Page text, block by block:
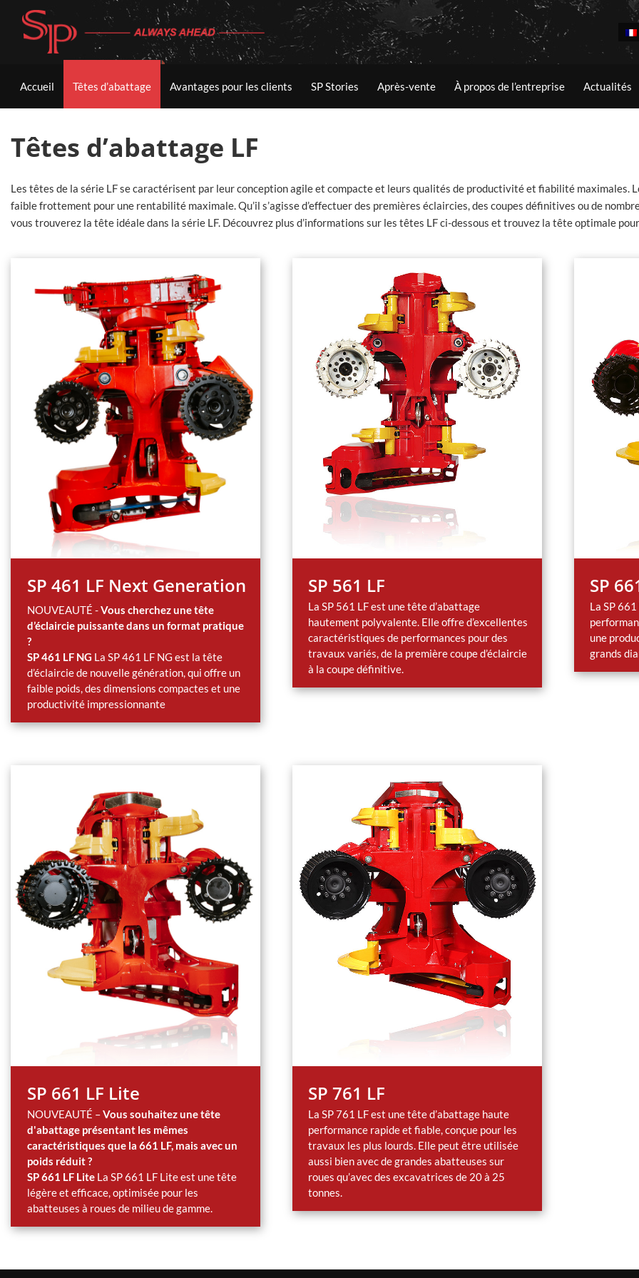
contenu
Accueil Têtes d’abattage Avantages pour les clients SP Stories Après-vente À propos de l’entreprise Actualités
Têtes d’abattage LF
Les têtes de la série LF se caractérisent par leur conception agile et compacte et leurs qualités de productivité et fiabilité maximales.
faible frottement pour une rentabilité maximale. Qu’il s’agisse d’effectuer des premières éclaircies, des coupes définitives ou de
vous trouverez la tête idéale dans la série LF. Découvrez plus d’informations sur les têtes LF ci-dessous et trouvez la tête optimale
SP 461 LF Next Generation
NOUVEAUTÉ -Vous cherchez une tête
d’éclaircie puissante dans un format pratique
?
SP 461 LF NG La SP 461 LF NG est la tête
d’éclaircie de nouvelle génération, qui offre un
faible poids, des dimensions compactes et une
productivité impressionnante
SP 561 LF
La SP 561 LF est une tête d’abattage
hautement polyvalente. Elle offre d’excellentes
caractéristiques de performances pour des
travaux variés, de la première coupe d’éclaircie
à la coupe définitive.
SP
La SP
une
grands
SP 661 LF Lite
NOUVEAUTÉ –Vous souhaitez une tête
d'abattage présentant les mêmes
caractéristiques que la 661 LF, mais avec un
poids réduit ?
SP 661 LF LiteLa SP 661 LF Lite est une tête
légère et efficace, optimisée pour les
abatteuses à roues de milieu de gamme.
SP 761 LF
La SP 761 LF est une tête d’abattage haute
performance rapide et fiable, conçue pour les
travaux les plus lourds. Elle peut être utilisée
aussi bien avec de grandes abatteuses sur
roues qu’avec des excavatrices de 20 à 25
tonnes.